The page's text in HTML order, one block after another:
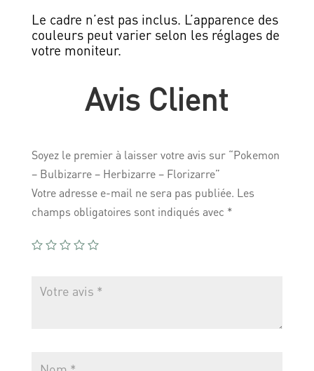
Le cadre n’est pas inclus. L’apparence des
couleurs peut varier selon les réglages de
votre moniteur.
Avis Client
Soyez le premier à laisser votre avis sur “Pokemon
– Bulbizarre – Herbizarre – Florizarre”
Votre adresse e-mail ne sera pas publiée. Les
champs obligatoires sont indiqués avec *